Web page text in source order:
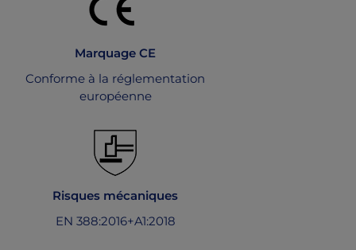
Marquage CE
Conforme à la réglementation
européenne
Risques mécaniques
EN 388:2016+A1:2018